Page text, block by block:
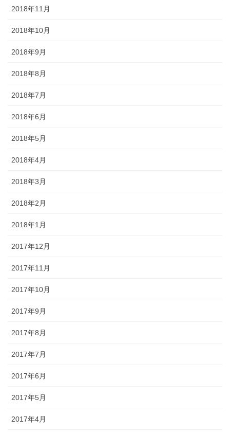
2018年11月
2018年10月
2018年9月
2018年8月
2018年7月
2018年6月
2018年5月
2018年4月
2018年3月
2018年2月
2018年1月
2017年12月
2017年11月
2017年10月
2017年9月
2017年8月
2017年7月
2017年6月
2017年5月
2017年4月